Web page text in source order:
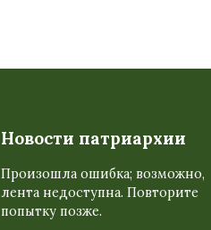
Новости патриархии
Произошла ошибка; возможно,
лента недоступна. Повторите
попытку позже.